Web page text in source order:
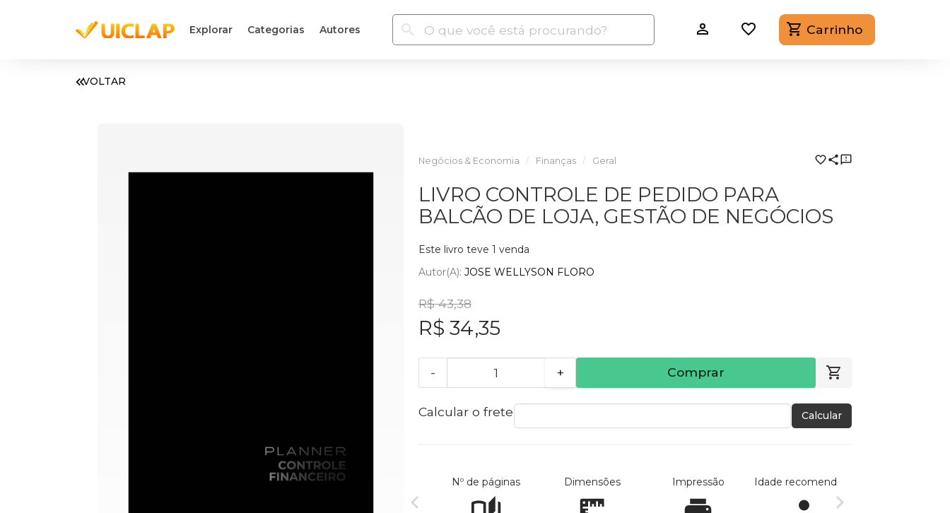
Explorar Categorias Autores Carrinho
VOLTAR
Negócios & Economia Finanças Geral
LIVRO CONTROLE DE PEDIDO PARA
BALCÃO DE LOJA, GESTÃO DE NEGÓCIOS
Este livro teve 1 venda
Autor(a): JOSE WELLYSON FLORO
R$ 43,38
R$ 34,35
- + Comprar
Calcular o frete Calcular
Nº de páginas Dimensões Impressão Idade recomendada